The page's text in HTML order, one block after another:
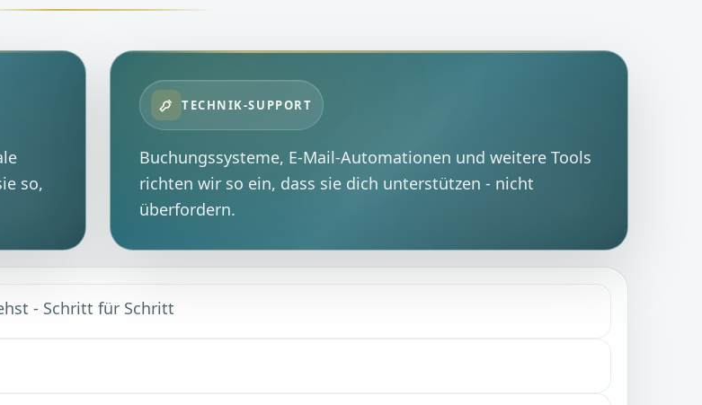
so,
TECHNIK-SUPPORT
Buchungssysteme, E-Mail-Automationen und weitere Tools
richten wir so ein, dass sie dich unterstützen - nicht
überfordern.
- Schritt für Schritt